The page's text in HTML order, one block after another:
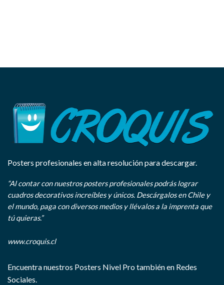
Posters profesionales en alta resolución para descargar.
“Al contar con nuestros posters profesionales podrás lograr
cuadros decorativos increíbles y únicos. Descárgalos en Chile y
el mundo, paga con diversos medios y llévalos a la imprenta que
tú quieras.”
www.croquis.cl
Encuentra nuestros Posters Nivel Pro también en Redes
Sociales.